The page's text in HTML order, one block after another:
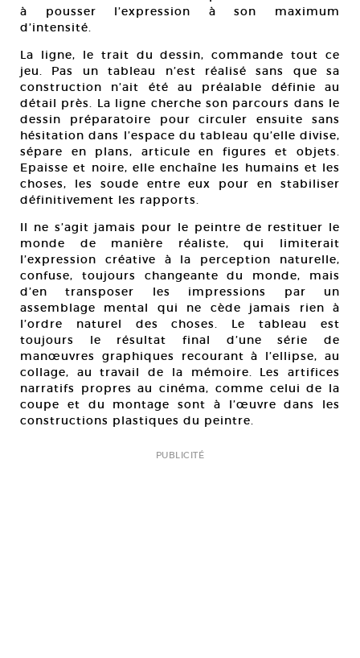
à pousser l’expression à son maximum
d’intensité.
La ligne, le trait du dessin, commande tout ce
jeu. Pas un tableau n’est réalisé sans que sa
construction n’ait été au préalable définie au
détail près. La ligne cherche son parcours dans le
dessin préparatoire pour circuler ensuite sans
hésitation dans l’espace du tableau qu’elle divise,
sépare en plans, articule en figures et objets.
Epaisse et noire, elle enchaîne les humains et les
choses, les soude entre eux pour en stabiliser
définitivement les rapports.
Il ne s’agit jamais pour le peintre de restituer le
monde de manière réaliste, qui limiterait
l’expression créative à la perception naturelle,
confuse, toujours changeante du monde, mais
d’en transposer les impressions par un
assemblage mental qui ne cède jamais rien à
l’ordre naturel des choses. Le tableau est
toujours le résultat final d’une série de
manœuvres graphiques recourant à l’ellipse, au
collage, au travail de la mémoire. Les artifices
narratifs propres au cinéma, comme celui de la
coupe et du montage sont à l’œuvre dans les
constructions plastiques du peintre.
PUBLICITÉ